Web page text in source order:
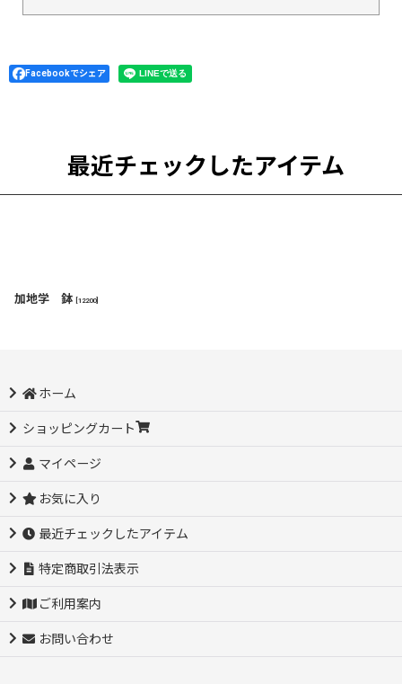
Facebookでシェア
最近チェックしたアイテム
加地学 鉢 12200]
ホーム
ショッピングカート
マイページ
お気に入り
最近チェックしたアイテム
特定商取引法表示
ご利用案内
お問い合わせ